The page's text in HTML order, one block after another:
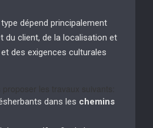
dépend principalement
du client, de la localisation et
des exigences culturales
dans les chemins